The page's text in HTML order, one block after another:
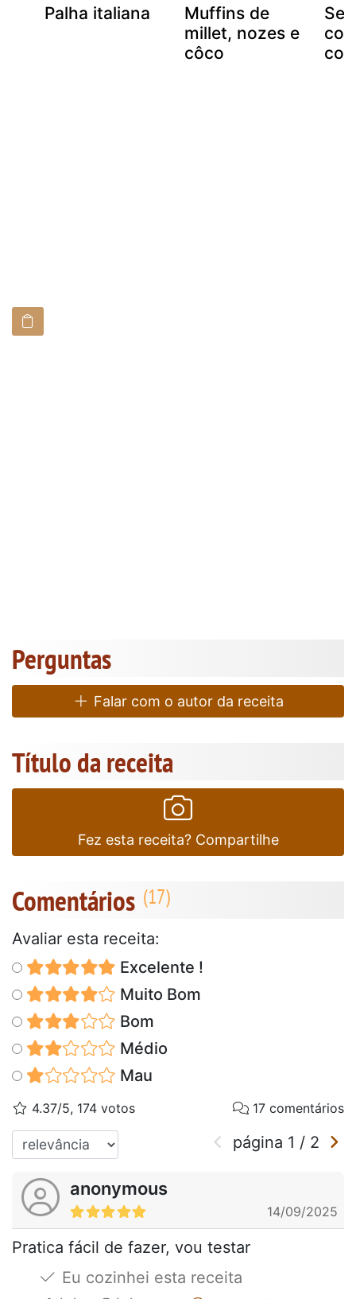
Palha italiana
Muffins de
millet, nozes e
côco
Perguntas
Falar com o autor da receita
Título da receita
Fez esta receita? Compartilhe
Comentários
Avaliar esta receita:
Excelente !
Muito Bom
Bom
Médio
Mau
4.37/5, 174 votos 17 comentários
página 1 / 2
anonymous
14/09/2025
Pratica fácil de fazer, vou testar
Eu cozinhei esta receita